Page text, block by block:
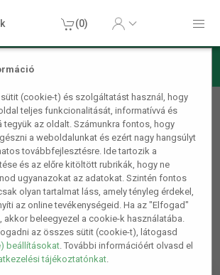
(cookie-t) és szolgáltatást használ, hogy
teljes funkcionalitását, informatívvá és
tegyük az oldalt. Számunkra fontos, hogy
a weboldalunkat és ezért nagy hangsúlyt
továbbfejlesztésre. Ide tartozik a
és az előre kitöltött rubrikák, hogy ne
ugyanazokat az adatokat. Szintén fontos
olyan tartalmat láss, amely tényleg érdekel,
az online tevékenységeid. Ha az "Elfogad"
akkor beleegyezel a cookie-k használatába.
az összes sütit (cookie-t), látogasd
beállításokat. További információért olvasd el
tájékoztatónkat.
(0)
1 2 5.